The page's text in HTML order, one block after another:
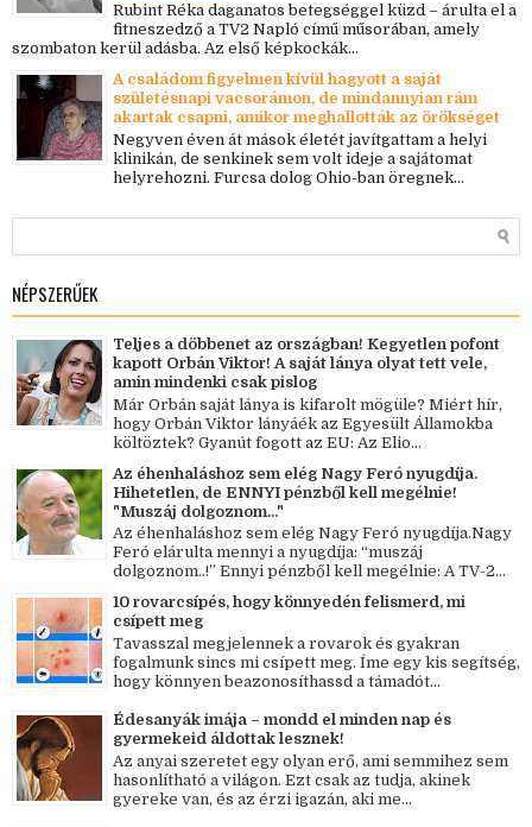
Rubint Réka daganatos betegséggel küzd – árulta el a
fitneszedző a TV2 Napló című műsorában, amely
szombaton kerül adásba. Az első képkockák...
A családom figyelmen kívül hagyott a saját
születésnapi vacsorámon, de mindannyian rám
akartak csapni, amikor meghallották az örökséget
Negyven éven át mások életét javítgattam a helyi
klinikán, de senkinek sem volt ideje a sajátomat
helyrehozni. Furcsa dolog Ohio-ban öregnek...
NÉPSZERŰEK
Teljes a döbbenet az országban! Kegyetlen pofont
kapott Orbán Viktor! A saját lánya olyat tett vele,
amin mindenki csak pislog
Már Orbán saját lánya is kifarolt mögüle? Miért hír,
hogy Orbán Viktor lányáék az Egyesült Államokba
költöztek? Gyanút fogott az EU: Az Elio...
Az éhenhaláshoz sem elég Nagy Feró nyugdíja.
Hihetetlen, de ENNYI pénzből kell megélnie!
"Muszáj dolgoznom..."
Az éhenhaláshoz sem elég Nagy Feró nyugdíja.Nagy
Feró elárulta mennyi a nyugdíja: “muszáj
dolgoznom..!” Ennyi pénzből kell megélnie: A TV-2...
10 rovarcsípés, hogy könnyedén felismerd, mi
csípett meg
Tavasszal megjelennek a rovarok és gyakran
fogalmunk sincs mi csípett meg. Íme egy kis segítség,
hogy könnyen beazonosíthassd a támadót...
Édesanyák imája – mondd el minden nap és
gyermekeid áldottak lesznek!
Az anyai szeretet egy olyan erő, ami semmihez sem
hasonlítható a világon. Ezt csak az tudja, akinek
gyereke van, és az érzi igazán, aki me...